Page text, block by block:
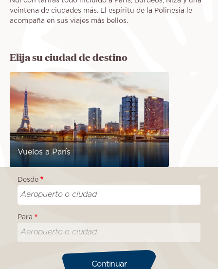
navegación
veintena de ciudades más. El espíritu de la Polinesia le
acompaña en sus viajes más bellos.
Elija su ciudad de destino
Vuelos a París
Desde
Para
Continuar